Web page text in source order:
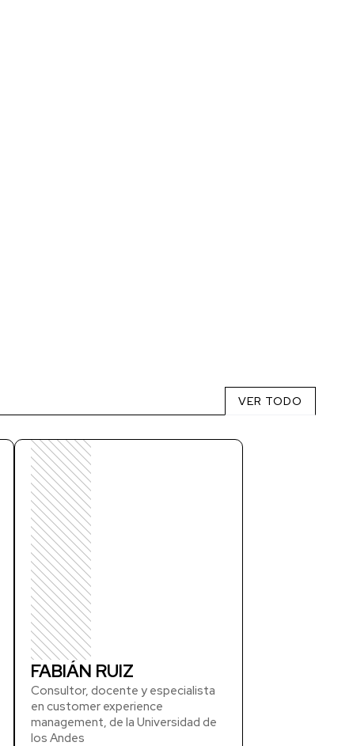
VER TODO
FABIÁN RUIZ
Consultor, docente y especialista
en customer experience
management, de la Universidad de
los Andes